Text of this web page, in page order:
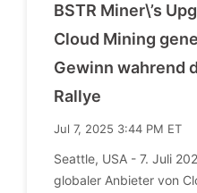
BSTR Miner\’s
Cloud Mining
Gewinn wahrend
Rallye
Jul 7, 2025 3:44 PM ET
Seattle, USA - 7. Juli
globaler Anbieter von